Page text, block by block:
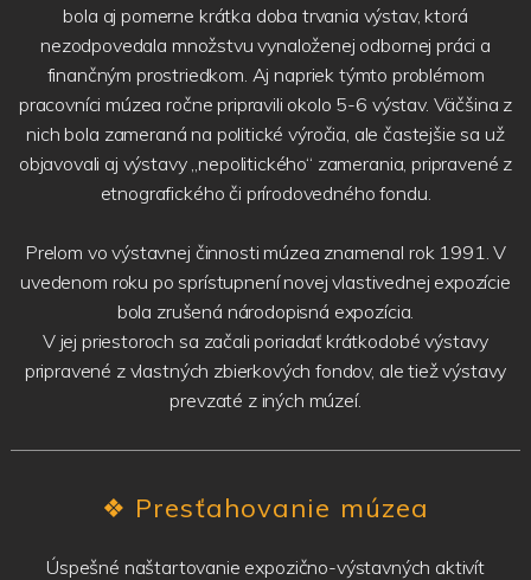
bola aj pomerne krátka doba trvania výstav, ktorá
nezodpovedala množstvu vynaloženej odbornej práci a
finančným prostriedkom. Aj napriek týmto problémom
pracovníci múzea ročne pripravili okolo 5-6 výstav. Väčšina z
nich bola zameraná na politické výročia, ale častejšie sa už
objavovali aj výstavy „nepolitického“ zamerania, pripravené z
etnografického či prírodovedného fondu.
Prelom vo výstavnej činnosti múzea znamenal rok 1991. V
uvedenom roku po sprístupnení novej vlastivednej expozície
bola zrušená národopisná expozícia.
V jej priestoroch sa začali poriadať krátkodobé výstavy
pripravené z vlastných zbierkových fondov, ale tiež výstavy
prevzaté z iných múzeí.
❖ Presťahovanie múzea
Úspešné naštartovanie expozično-výstavných aktivít